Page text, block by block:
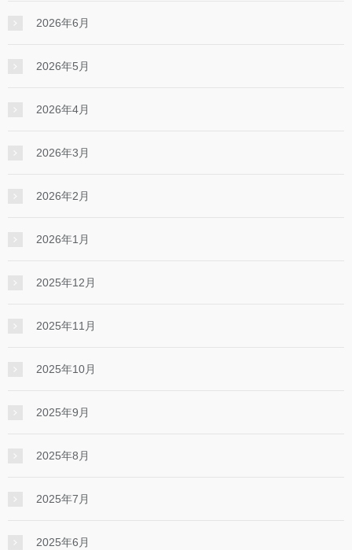
2026年6月
2026年5月
2026年4月
2026年3月
2026年2月
2026年1月
2025年12月
2025年11月
2025年10月
2025年9月
2025年8月
2025年7月
2025年6月